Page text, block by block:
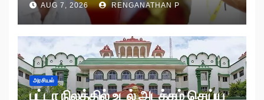
AUG 7, 2026 RENGANATHAN P
அரசியல்
பட்டா நிலத்தில் உடல் அடக்கம் செய்ய